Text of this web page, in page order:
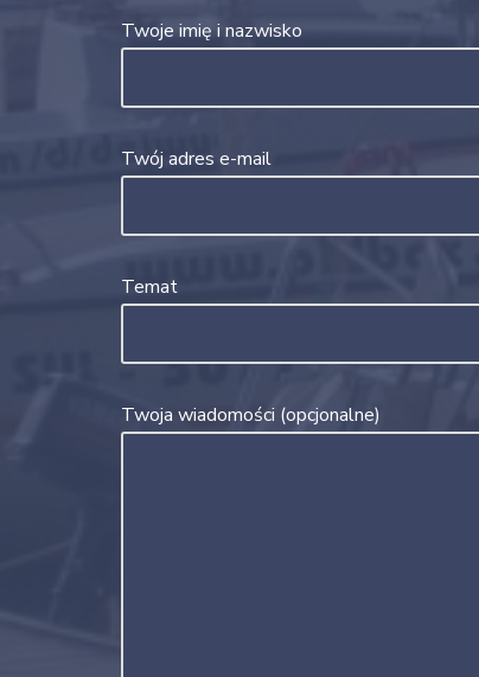
Twoje imię i nazwisko
Twój adres e-mail
Temat
Twoja wiadomości (opcjonalne)